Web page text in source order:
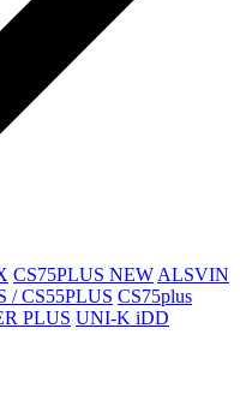
CS75PLUS NEW ALSVIN
/ CS55PLUS CS75plus
PLUS UNI-K iDD